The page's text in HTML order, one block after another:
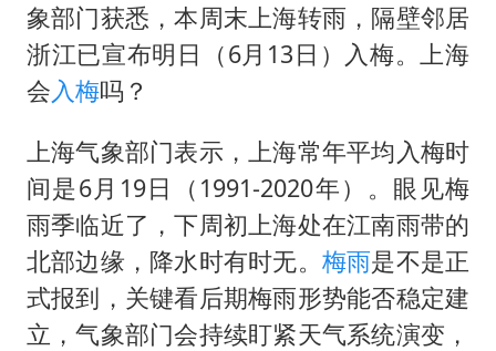
白海豚将正面袭击贯穿浙江
浙江台州《告全体市民书》
酒店回应车内过夜被收150元
几元成本的AI广告导致千万市值蒸发
36岁男演员成景区NPC后人气爆棚
梁家辉：到内地拍戏不是北上是回归
人民的健康、体质、幸福一脉相承
象部门获悉，本周末上海转雨，隔壁邻居
浙江已宣布明日（6月13日）入梅。上海
会入梅吗？
上海气象部门表示，上海常年平均入梅时
间是6月19日（1991-2020年）。眼见梅
雨季临近了，下周初上海处在江南雨带的
北部边缘，降水时有时无。 梅雨是不是正
式报到，关键看后期梅雨形势能否稳定建
立，气象部门会持续盯紧天气系统演变，